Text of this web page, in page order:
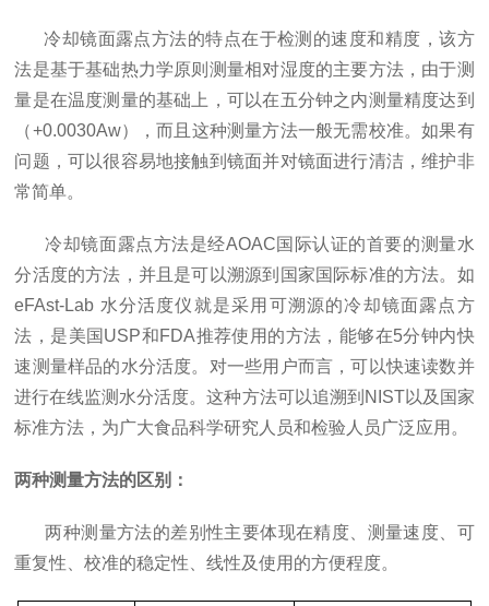
达到平衡，并控制露点传感器的边界层阻力。
冷却镜面露点方法的特点在于检测的速度和精度，该方
法是基于基础热力学原则测量相对湿度的主要方法，由于测
量是在温度测量的基础上，可以在五分钟之内测量精度达到
（+0.0030Aw），而且这种测量方法一般无需校准。如果有
问题，可以很容易地接触到镜面并对镜面进行清洁，维护非
常简单。
冷却镜面露点方法是经AOAC国际认证的首要的测量水
分活度的方法，并且是可以溯源到国家国际标准的方法。如
eFAst-Lab 水分活度仪就是采用可溯源的冷却镜面露点方
法，是美国 USP和FDA推荐使用的方法，能够在5分钟内快
速测量样品的水分活度。对一些用户而言，可以快速读数并
进行在线监测水分活度。这种方法可以追溯到 NIST以及国家
标准方法，为广大食品科学研究人员和检验人员广泛应用。
两种测量方法的区别：
两种测量方法的差别性主要体现在精度、测量速度、可
重复性、校准的稳定性、线性及使用的方便程度。